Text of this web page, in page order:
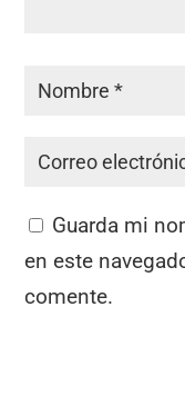
Guarda mi
en este
comente.